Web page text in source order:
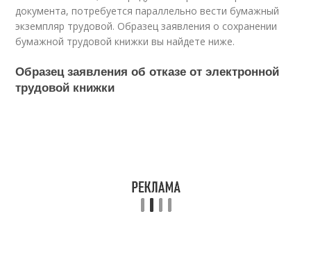
документа, потребуется параллельно вести бумажный
экземпляр трудовой. Образец заявления о сохранении
бумажной трудовой книжки вы найдете ниже.
Образец заявления об отказе от электронной
трудовой книжки